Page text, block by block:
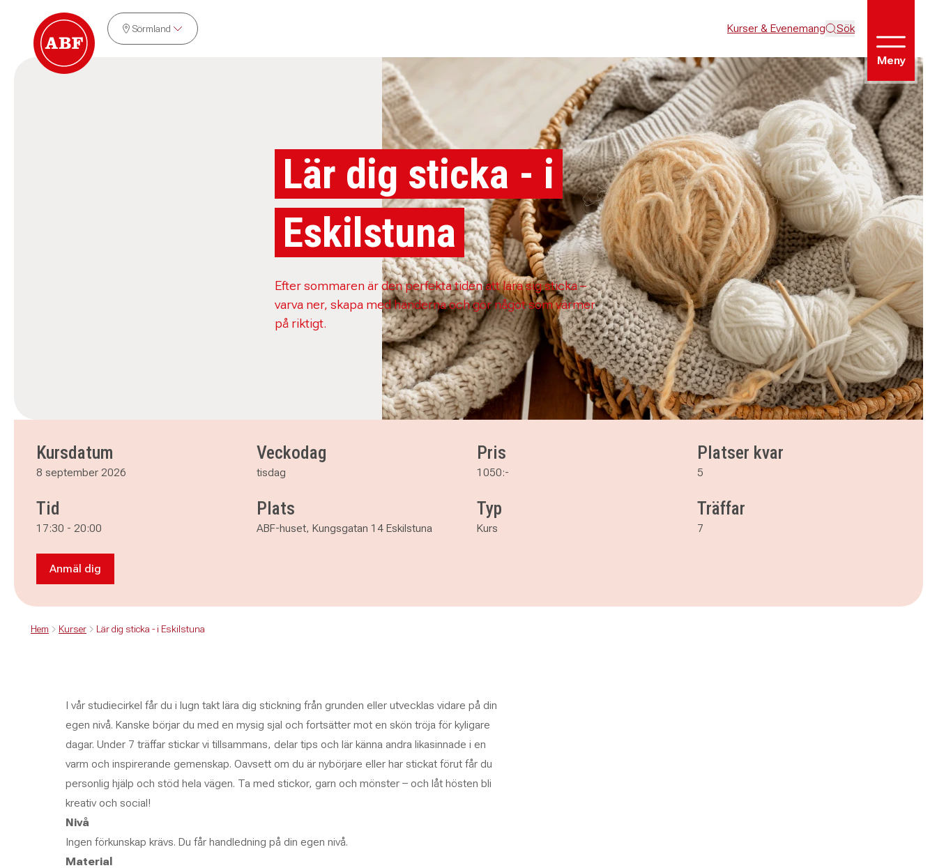
Sörmland Kurser & Evenemang Sök
Meny
Lär dig sticka - i
Eskilstuna
Efter sommaren är den perfekta tiden att lära sig sticka –
varva ner, skapa med händerna och gör något som värmer
på riktigt.
Kursdatum
8 september 2026
Veckodag
tisdag
Tid
17:30 - 20:00
Plats
ABF-huset, Kungsgatan 14 Eskilstuna
Pris
1050:-
Platser kvar
5
Typ
Kurs
Träffar
7
Anmäl dig till Lär dig sticka - i Eskilstuna
Anmäl dig
Hem Kurser Lär dig sticka - i Eskilstuna
I vår studiecirkel får du i lugn takt lära dig stickning från grunden eller utvecklas vidare på din
egen nivå. Kanske börjar du med en mysig sjal och fortsätter mot en skön tröja för kyligare
dagar. Under 7 träffar stickar vi tillsammans, delar tips och lär känna andra likasinnade i en
varm och inspirerande gemenskap. Oavsett om du är nybörjare eller har stickat förut får du
personlig hjälp och stöd hela vägen. Ta med stickor, garn och mönster – och låt hösten bli
kreativ och social!
Nivå
Ingen förkunskap krävs. Du får handledning på din egen nivå.
Material